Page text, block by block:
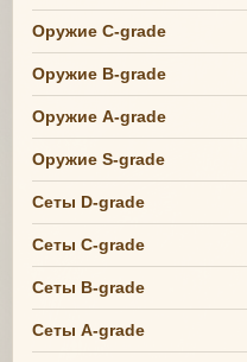
Оружие C-grade
Оружие B-grade
Оружие A-grade
Оружие S-grade
Сеты D-grade
Сеты C-grade
Сеты B-grade
Сеты A-grade